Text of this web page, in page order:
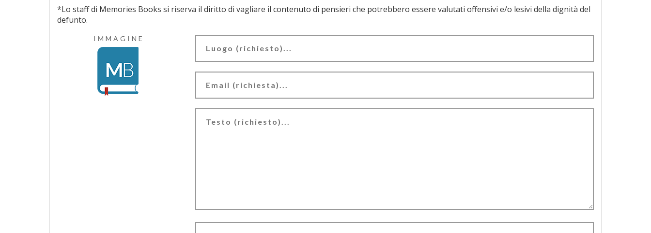
*Lo staff di Memories Books si riserva il diritto di vagliare il contenuto di pensieri che potrebbero essere valutati offensivi e/o lesivi della dignità del
defunto.
IMMAGINE